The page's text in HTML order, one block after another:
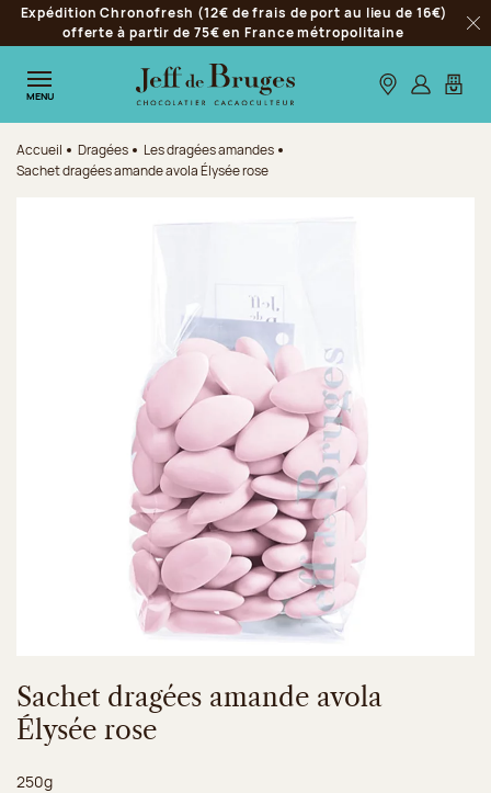
Aller à la navigation
Aller au contenu principal
Aller au pied de page
Expédition Chronofresh (12€ de frais de port au lieu de 16€)
offerte à partir de 75€ en France métropolitaine
MENU Nos boutiques
S’identifier
Mon
Accueil Dragées
Les dragées amandes
Sachet dragées amande avola Élysée rose
Sachet dragées amande avola
Élysée rose
Poids net :
250g